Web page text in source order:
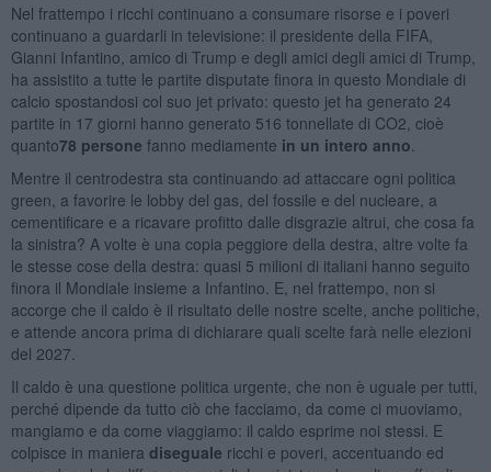
Nel frattempo i ricchi continuano a consumare risorse e i poveri
continuano a guardarli in televisione: il presidente della FIFA,
Gianni Infantino, amico di Trump e degli amici degli amici di Trump,
ha assistito a tutte le partite disputate finora in questo Mondiale di
calcio spostandosi col suo jet privato: questo jet ha generato 24
partite in 17 giorni hanno generato 516 tonnellate di CO2, cioè
quanto78 persone fanno mediamente in un intero anno
Mentre il centrodestra sta continuando ad attaccare ogni politica
green, a favorire le lobby del gas, del fossile e del nucleare, a
cementificare e a ricavare profitto dalle disgrazie altrui, che cosa fa
la sinistra? A volte è una copia peggiore della destra, altre volte fa
le stesse cose della destra: quasi 5 milioni di italiani hanno seguito
finora il Mondiale insieme a Infantino. E, nel frattempo, non si
accorge che il caldo è il risultato delle nostre scelte, anche politiche,
e attende ancora prima di dichiarare quali scelte farà nelle elezioni
del 2027.
Il caldo è una questione politica urgente, che non è uguale per tutti,
perché dipende da tutto ciò che facciamo, da come ci muoviamo,
mangiamo e da come viaggiamo: il caldo esprime noi stessi. E
colpisce in maniera diseguale ricchi e poveri, accentuando ed